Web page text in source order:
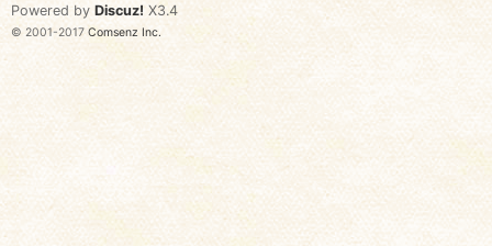
Powered by Discuz! X3.4
© 2001-2017 Comsenz Inc.